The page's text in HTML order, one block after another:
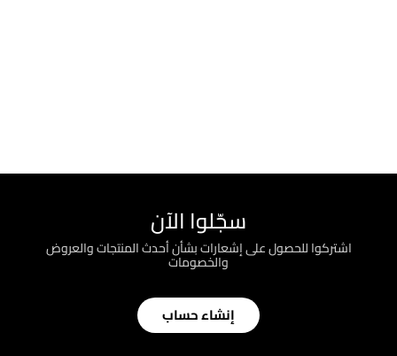
سجّلوا الآن
اشتركوا للحصول على إشعارات بشأن أحدث المنتجات والعروض
والخصومات
إنشاء حساب